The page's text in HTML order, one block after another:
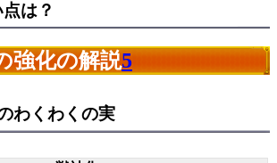
は？
強化の解説5
わくわくの実